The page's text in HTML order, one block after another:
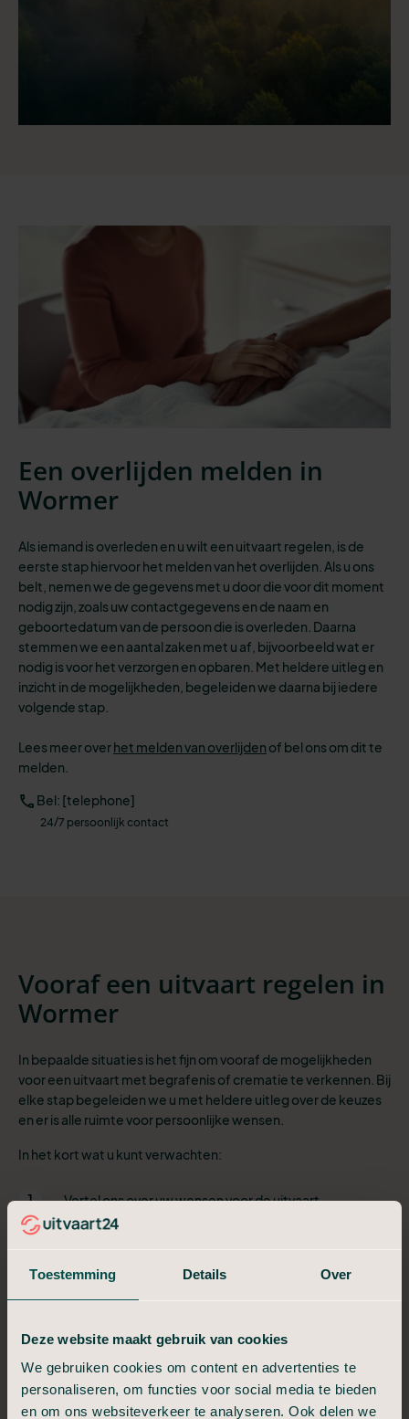
Toestemming Details Over
Deze website maakt gebruik van cookies
We gebruiken cookies om content en advertenties te
personaliseren, om functies voor social media te bieden
en om ons websiteverkeer te analyseren. Ook delen we
Een overlijden melden in
Wormer
Als iemand is overleden en u wilt een uitvaart regelen, is de
eerste staphiervoor het melden van het overlijden. Als u ons
belt, nemen we de gegevens met u door die voor dit moment
nodig zijn, zoals uw contactgegevens en de naam en
geboortedatum van de persoon die is overleden. Daarna
stemmen we een aantal zaken met u af, bijvoorbeeld wat er
nodig is voor het verzorgen en opbaren. Met heldere uitleg en
inzicht in de mogelijkheden, begeleiden we daarna bij iedere
volgende stap.
Lees meer overhet melden van overlijden of bel ons om dit te
melden.
Bel: [telephone]
24/7 persoonlijk contact
Vooraf een uitvaart regelen in
Wormer
In bepaalde situaties is het fijn om vooraf de mogelijkheden
voor een uitvaart met begrafenis of crematie te verkennen. Bij
elke stap begeleiden we u met heldere uitleg over de keuzes
en er is alle ruimte voor persoonlijke wensen.
In het kort wat u kunt verwachten:
1 Vertel ons over uw wensen voor de uitvaart
3 De uitvaartwensen worden vastgelegd
Als iemand is overleden, geeft u dit aan ons
door
De persoon die is overleden wordt door ons